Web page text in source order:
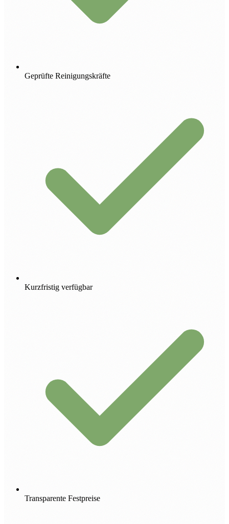
Geprüfte Reinigungskräfte
Kurzfristig verfügbar
Transparente Festpreise